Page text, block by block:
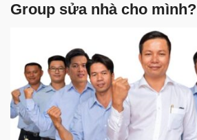
Group sửa nhà cho mình?